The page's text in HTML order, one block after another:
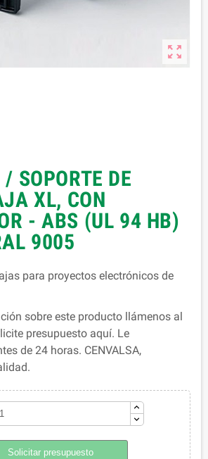

SOPORTE DE
XL, CON
- ABS (UL 94 HB)
9005
para proyectos electrónicos de
sobre este producto llámenos al
presupuesto aquí. Le
de 24 horas. CENVALSA,
Solicitar presupuesto